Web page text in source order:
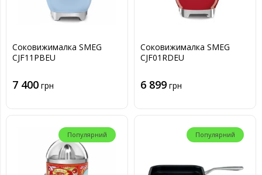
Соковижималка SMEG
CJF11PBEU
7 400 грн
Соковижималка SMEG
CJF01RDEU
6 899 грн
Популярний Популярний